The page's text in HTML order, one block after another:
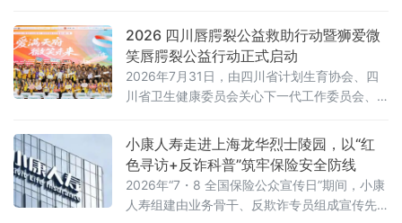
2026 四川唇腭裂公益救助行动暨狮爱微
笑唇腭裂公益行动正式启动
2026年7月31日，由四川省计划生育协会、四
川省卫生健康委员会关心下一代工作委员会、
会、逸杰国际慈善基金会、首都医科大学附属
北京安贞医院南充医院・南充市中心医院联合
中国狮子联会浙江代表处等爱心机构共同主办
的 "2026 四川唇腭裂公益救助行动暨狮爱微笑
唇腭裂公益行动" 启动仪式在南充隆重举行。
小康人寿走进上海龙华烈士陵园，以“红
色寻访+反诈科普”筑牢保险安全防线
2026年“7・8 全国保险公众宣传日”期间，小康
人寿组建由业务骨干、反欺诈专员组成宣传先